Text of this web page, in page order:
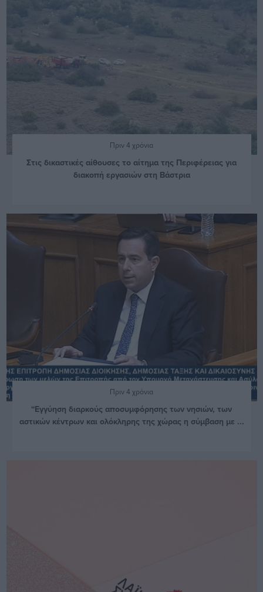
Πριν 4 χρόνια
Στις δικαστικές αίθουσες το αίτημα της Περιφέρειας για
διακοπή εργασιών στη Βάστρια
Πριν 4 χρόνια
“Εγγύηση διαρκούς αποσυμφόρησης των νησιών, των
αστικών κέντρων και ολόκληρης της χώρας η σύμβαση με ...